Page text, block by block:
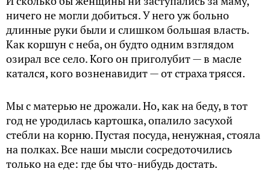
ничего не могли добиться. У него уж больно
длинные руки были и слишком большая власть.
Как коршун с неба, он будто одним взглядом
озирал все село. Кого он приголубит — в масле
катался, кого возненавидит — от страха трясся.
Мы с матерью не дрожали. Но, как на беду, в тот
год не уродилась картошка, опалило засухой
стебли на корню. Пустая посуда, ненужная, стояла
на полках. Все наши мысли сосредоточились
только на еде: где бы что-нибудь достать.